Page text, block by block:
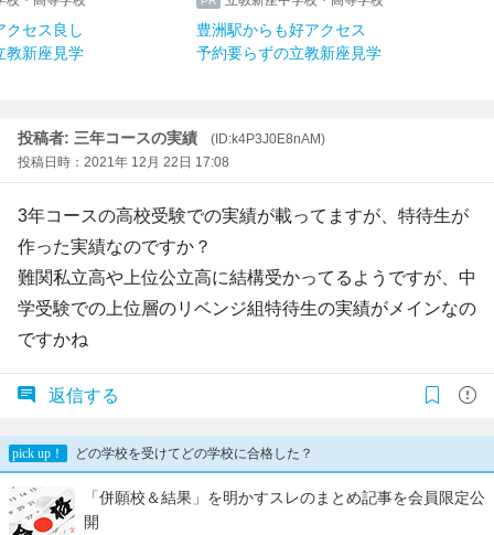
クセス良し
教新座見学
豊洲駅からも好アクセス
予約要らずの立教新座見学
投稿者: 三年コースの実績
(ID:k4P3J0E8nAM)
投稿日時：2021年 12月 22日 17:08
3年コースの高校受験での実績が載ってますが、特待生が
作った実績なのですか？
難関私立高や上位公立高に結構受かってるようですが、中
学受験での上位層のリベンジ組特待生の実績がメインなの
ですかね
返信する